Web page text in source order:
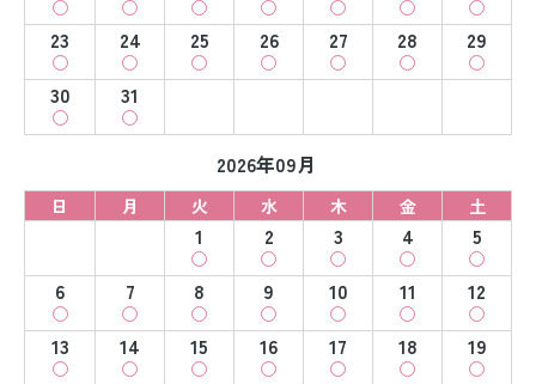
23
24 25 26 27 28
29
30
31
2026年09月
日 月 火 水 木 金 土
1 2 3 4
5
6
7 8 9 10 11
12
13
14 15 16 17 18
19